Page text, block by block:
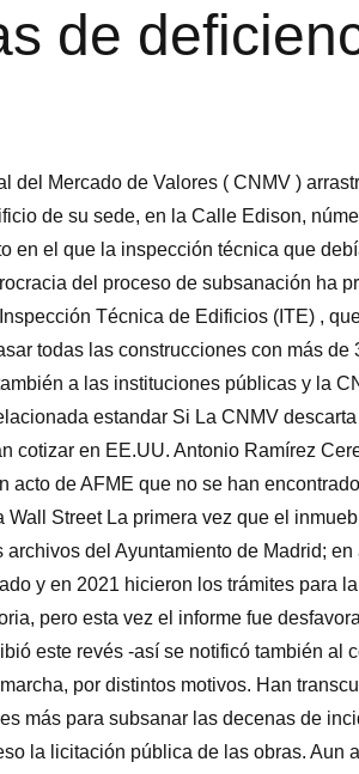
de
del Mercado de Valores ( CNMV )
de su sede, en la Calle Edison,
en el que la inspección técnica que
del proceso de subsanación ha
Técnica de Edificios (ITE) ,
todas las construcciones con más
a las instituciones públicas y la
estandar Si La CNMV descarta
cotizar en EE.UU. Antonio Ramírez
acto de AFME que no se han
Wall Street La primera vez que el
archivos del Ayuntamiento de Madrid;
y en 2021 hicieron los trámites para
pero esta vez el informe fue
este revés -así se notificó también
por distintos motivos. Han
más para subsanar las decenas de
la licitación pública de las obras. Aun